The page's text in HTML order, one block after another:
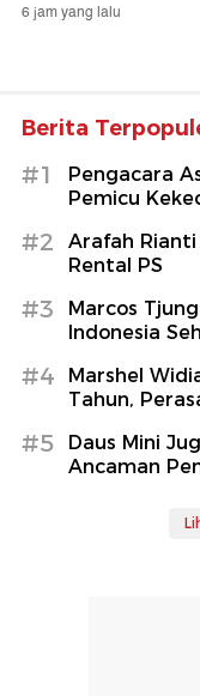
6 jam yang lalu
Berita
#1
Pengacara
Pemicu
#2
Arafah Rianti
Rental PS
#3
Marcos
Indonesia
#4
Marshel
Tahun,
#5
Daus Mini
Ancaman